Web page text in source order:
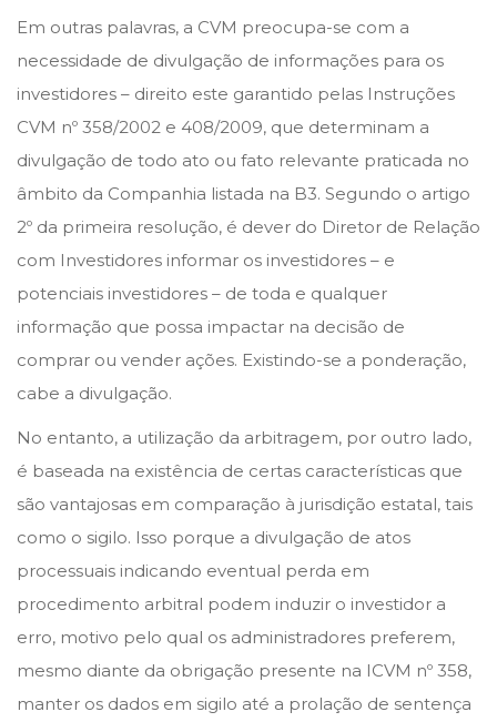
Em outras palavras, a CVM preocupa-se com a
necessidade de divulgação de informações para os
investidores – direito este garantido pelas Instruções
CVM nº 358/2002 e 408/2009, que determinam a
divulgação de todo ato ou fato relevante praticada no
âmbito da Companhia listada na B3. Segundo o artigo
2º da primeira resolução, é dever do Diretor de Relação
com Investidores informar os investidores – e
potenciais investidores – de toda e qualquer
informação que possa impactar na decisão de
comprar ou vender ações. Existindo-se a ponderação,
cabe a divulgação.
No entanto, a utilização da arbitragem, por outro lado,
é baseada na existência de certas características que
são vantajosas em comparação à jurisdição estatal, tais
como o sigilo. Isso porque a divulgação de atos
processuais indicando eventual perda em
procedimento arbitral podem induzir o investidor a
erro, motivo pelo qual os administradores preferem,
mesmo diante da obrigação presente na ICVM nº 358,
manter os dados em sigilo até a prolação de sentença